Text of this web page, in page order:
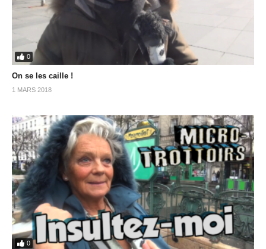
0
On se les caille !
1 MARS 2018
0